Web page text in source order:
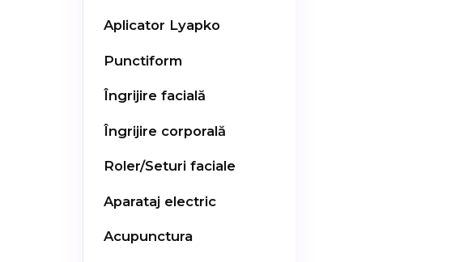
Aplicator Lyapko
Punctiform
Îngrijire facială
Îngrijire corporală
Roler/Seturi faciale
Aparataj electric
Acupunctura